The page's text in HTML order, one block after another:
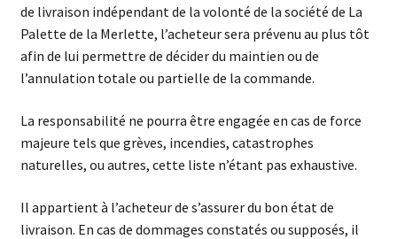
de livraison indépendant de la volonté de la société de La
Palette de la Merlette, l’acheteur sera prévenu au plus tôt
afin de lui permettre de décider du maintien ou de
l’annulation totale ou partielle de la commande.
La responsabilité ne pourra être engagée en cas de force
majeure tels que grèves, incendies, catastrophes
naturelles, ou autres, cette liste n’étant pas exhaustive.
Il appartient à l’acheteur de s’assurer du bon état de
livraison. En cas de dommages constatés ou supposés, il